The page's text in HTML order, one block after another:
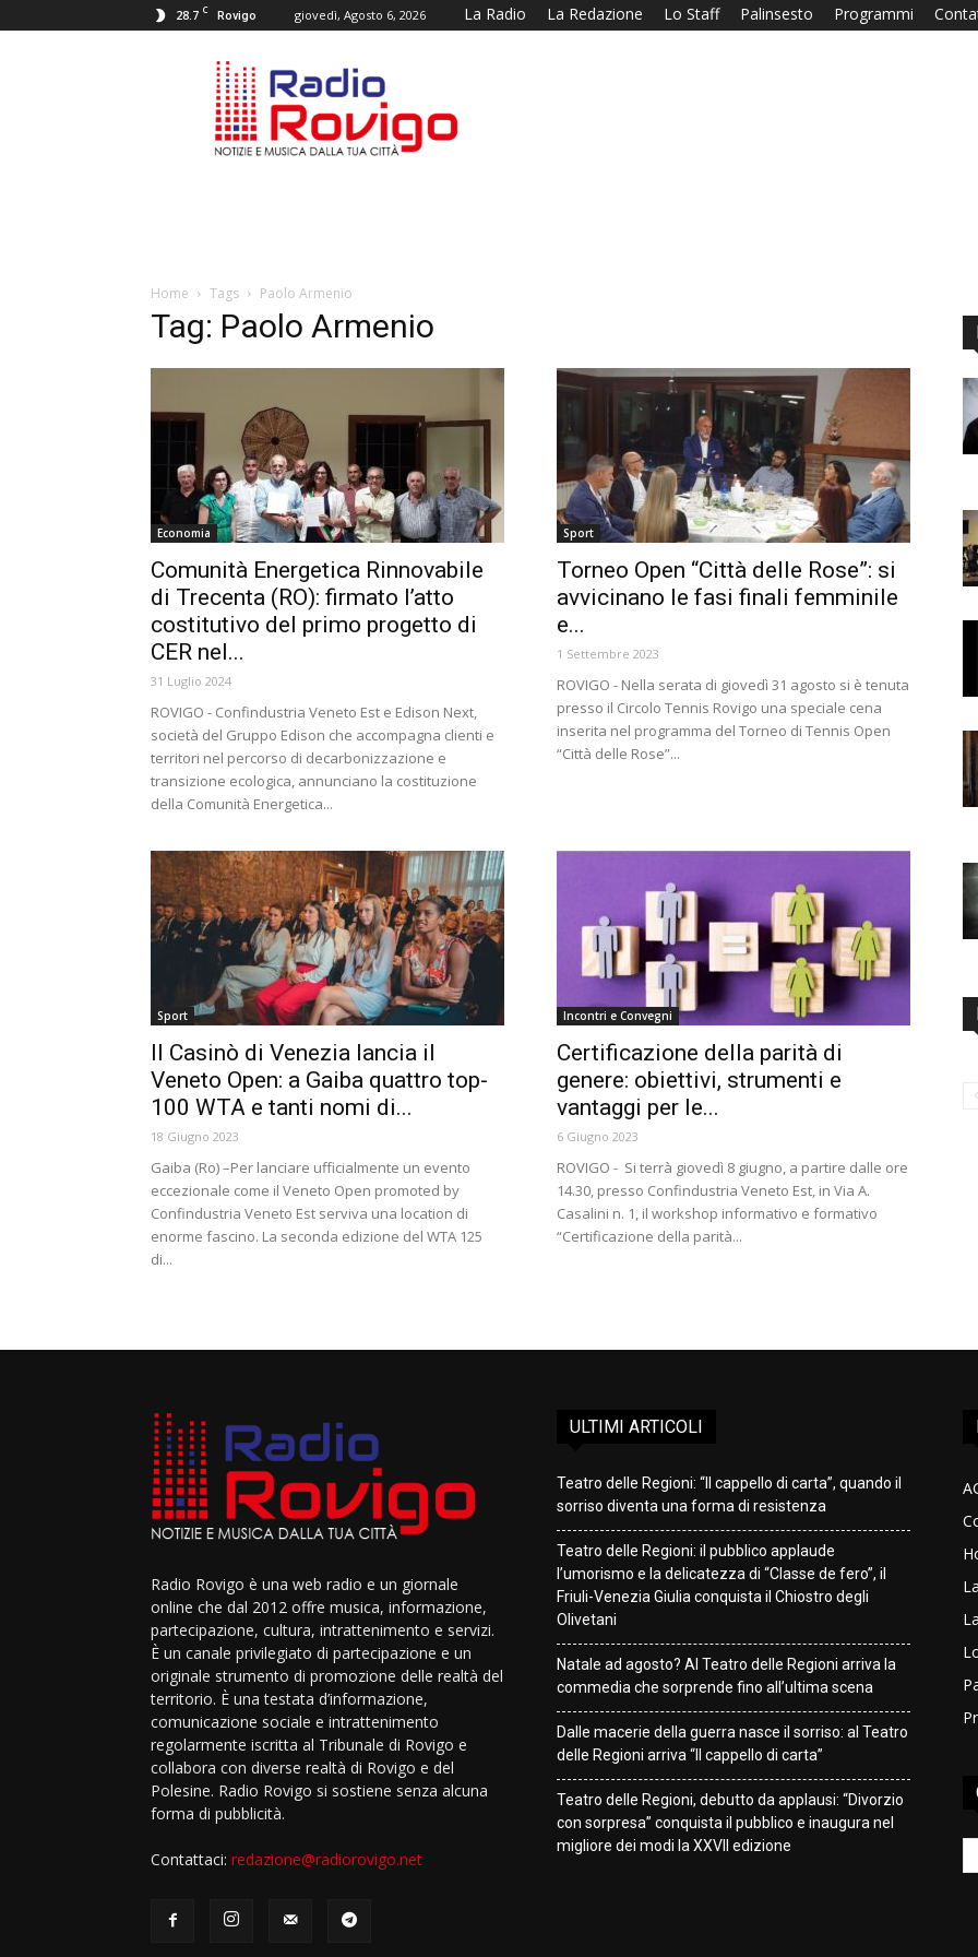
28.7 C Rovigo giovedì, Agosto 6, 2026 La Radio La Redazione Lo Staff Palinsesto Programmi
RADIO
ROVIGO
Home Tags Paolo Armenio
Tag: Paolo Armenio
Economia
Comunità Energetica Rinnovabile
di Trecenta (RO): firmato l’atto
costitutivo del primo progetto di
CER nel...
31 Luglio 2024
ROVIGO - Confindustria Veneto Est e Edison Next,
società del Gruppo Edison che accompagna clienti e
territori nel percorso di decarbonizzazione e
transizione ecologica, annunciano la costituzione
della Comunità Energetica...
Sport
Torneo Open “Città delle Rose”: si
avvicinano le fasi finali femminile
e...
1 Settembre 2023
ROVIGO - Nella serata di giovedì 31 agosto si è tenuta
presso il Circolo Tennis Rovigo una speciale cena
inserita nel programma del Torneo di Tennis Open
“Città delle Rose”...
Sport
Il Casinò di Venezia lancia il
Veneto Open: a Gaiba quattro top-
100 WTA e tanti nomi di...
18 Giugno 2023
Gaiba (Ro) –Per lanciare ufficialmente un evento
eccezionale come il Veneto Open promoted by
Confindustria Veneto Est serviva una location di
enorme fascino. La seconda edizione del WTA 125
di...
Incontri e Convegni
Certificazione della parità di
genere: obiettivi, strumenti e
vantaggi per le...
6 Giugno 2023
ROVIGO - Si terrà giovedì 8 giugno, a partire dalle ore
14.30, presso Confindustria Veneto Est, in Via A.
Casalini n. 1, il workshop informativo e formativo
“Certificazione della parità...
Radio Rovigo è una web radio e un giornale
online che dal 2012 offre musica, informazione,
partecipazione, cultura, intrattenimento e servizi.
È un canale privilegiato di partecipazione e un
originale strumento di promozione delle realtà del
territorio. È una testata d’informazione,
comunicazione sociale e intrattenimento
regolarmente iscritta al Tribunale di Rovigo e
collabora con diverse realtà di Rovigo e del
Polesine. Radio Rovigo si sostiene senza alcuna
forma di pubblicità.
Contattaci: redazione@radiorovigo.net
ULTIMI ARTICOLI
Teatro delle Regioni: “Il cappello di carta”, quando il
sorriso diventa una forma di resistenza
Teatro delle Regioni: il pubblico applaude
l’umorismo e la delicatezza di “Classe de fero”, il
Friuli-Venezia Giulia conquista il Chiostro degli
Olivetani
Natale ad agosto? Al Teatro delle Regioni arriva la
commedia che sorprende fino all’ultima scena
Dalle macerie della guerra nasce il sorriso: al Teatro
delle Regioni arriva “Il cappello di carta”
Teatro delle Regioni, debutto da applausi: “Divorzio
con sorpresa” conquista il pubblico e inaugura nel
migliore dei modi la XXVII edizione